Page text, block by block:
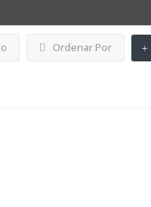
Ordenar Por